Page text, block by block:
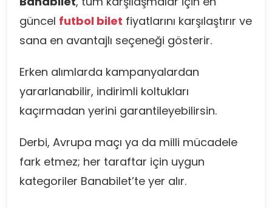
güncel futbol bilet fiyatlarını karşılaştırır ve
sana en avantajlı seçeneği gösterir.
Erken alımlarda kampanyalardan
yararlanabilir, indirimli koltukları
kaçırmadan yerini garantileyebilirsin.
Derbi, Avrupa maçı ya da milli mücadele
fark etmez; her taraftar için uygun
kategoriler Banabilet’te yer alır.